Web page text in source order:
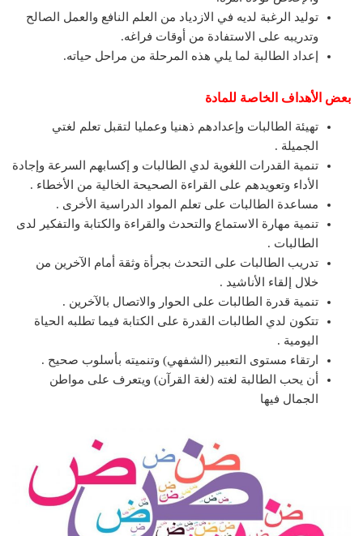
توليد الرغبة لديه في الازدياد من العلم النافع والعمل الصالح
وتدريبه على الاستفادة من أوقات فراغه.
إعداد الطالبة لما يلي هذه المرحلة من مراحل حياته.
بعض الأهداف الخاصة للمادة
تهيئة الطالبات وإعدادهم ذهنيا وعمليا لتقبل تعلم لغتي
الجميلة .
تنمية القدرات اللغوية لدي الطالبات و إكسابهم السرعة وإجادة
الأداء وتعويدهم على القراءة الصحيحة الخالية من الأخطاء .
مساعدة الطالبات على تعلم المواد الدراسية الأخرى .
تنمية مهارة الاستماع والتحدث والقراءة والكتابة والتفكير لدى
الطالبات .
تدريب الطالبات على التحدث بجرأة وثقة أمام الآخرين من
خلال إلقاء الأناشيد .
تنمية قدرة الطالبات على الحوار والاتصال بالآخرين .
تتكون لدي الطالبات القدرة على الكتابة فيما تطلبه الحياة
اليومية .
ارتقاء مستوى التعبير (الشفهي) وتنميته بأسلوب صحيح .
أن يحب الطالبة لغته (لغة القرآن) ويتعرف على مواطن
الجمال فيها